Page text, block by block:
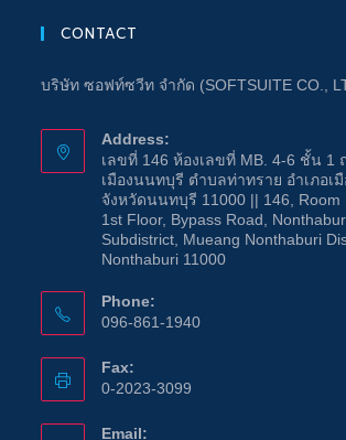
CONTACT
บริษัท ซอฟท์ซวีท จำกัด (SOFTSUITE CO.,
Address:
เลขที่ 146 ห้องเลขที่ MB. 4-6 ชั้น 1
เมืองนนทบุรี ตำบลท่าทราย อำเภอเ
จังหวัดนนทบุรี 11000 || 146, Room
1st Floor, Bypass Road,
Subdistrict, Mueang Nonthaburi
Nonthaburi 11000
Phone:
096-861-1940
Fax:
0-2023-3099
Email: